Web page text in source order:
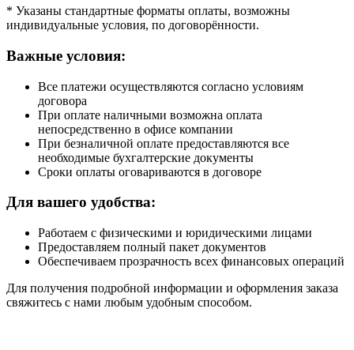
* Указаны стандартные форматы оплаты, возможны
индивидуальные условия, по договорённости.
Важные условия:
Все платежи осуществляются согласно условиям
договора
При оплате наличными возможна оплата
непосредственно в офисе компании
При безналичной оплате предоставляются все
необходимые бухгалтерские документы
Сроки оплаты оговариваются в договоре
Для вашего удобства:
Работаем с физическими и юридическими лицами
Предоставляем полный пакет документов
Обеспечиваем прозрачность всех финансовых операций
Для получения подробной информации и оформления заказа
свяжитесь с нами любым удобным способом.